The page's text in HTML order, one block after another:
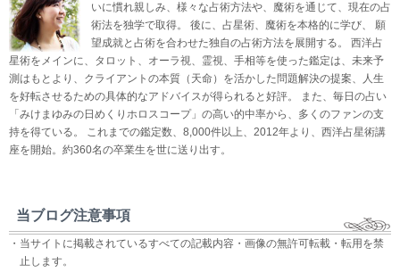
いに慣れ親しみ、様々な占術方法や、魔術を通じて、現在の占
術法を独学で取得。 後に、占星術、魔術を本格的に学び、 願
望成就と占術を合わせた独自の占術方法を展開する。 西洋占
星術をメインに、タロット、オーラ視、霊視、手相等を使った鑑定は、未来予
測はもとより、クライアントの本質（天命）を活かした問題解決の提案、人生
を好転させるための具体的なアドバイスが得られると好評。 また、毎日の占い
「みけまゆみの日めくりホロスコープ」の高い的中率から、多くのファンの支
持を得ている。 これまでの鑑定数、8,000件以上、2012年より、西洋占星術講
座を開始。約360名の卒業生を世に送り出す。
当ブログ注意事項
・当サイトに掲載されているすべての記載内容・画像の無許可転載・転用を禁
止します。